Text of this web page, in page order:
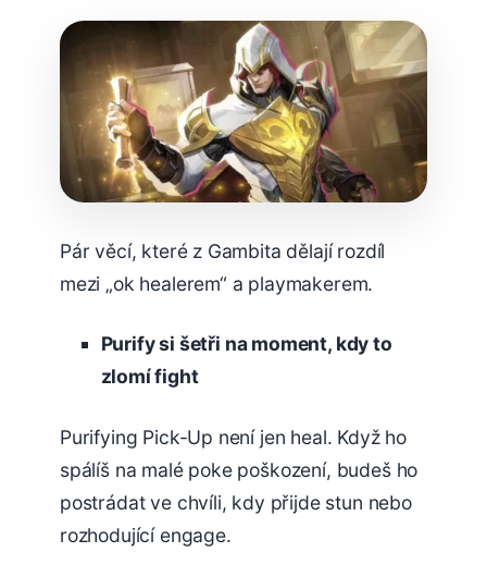
Pár věcí, které z Gambita dělají rozdíl
mezi „ok healerem“ a playmakerem.
Purify si šetři na moment, kdy to
zlomí fight
Purifying Pick-Up není jen heal. Když ho
spálíš na malé poke poškození, budeš ho
postrádat ve chvíli, kdy přijde stun nebo
rozhodující engage.